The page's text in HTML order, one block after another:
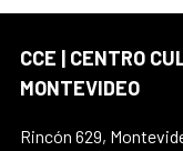
CCE | CENTRO
MONTEVIDEO
Rincón 629,